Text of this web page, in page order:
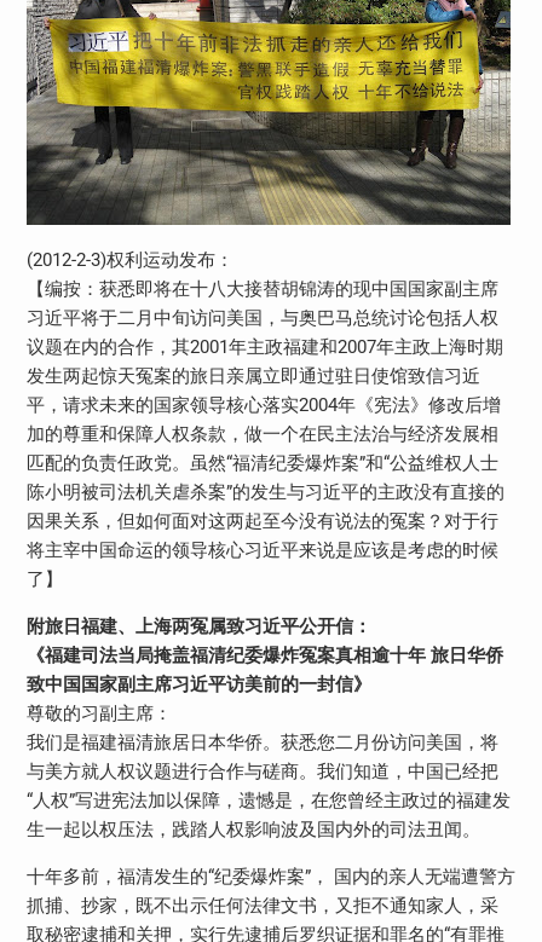
(2012-2-3)权利运动发布：
【编按：获悉即将在十八大接替胡锦涛的现中国国家副主席
习近平将于二月中旬访问美国，与奥巴马总统讨论包括人权
议题在内的合作，其2001年主政福建和2007年主政上海时期
发生两起惊天冤案的旅日亲属立即通过驻日使馆致信习近
平，请求未来的国家领导核心落实2004年《宪法》修改后增
加的尊重和保障人权条款，做一个在民主法治与经济发展相
匹配的负责任政党。虽然“福清纪委爆炸案”和“公益维权人士
陈小明被司法机关虐杀案”的发生与习近平的主政没有直接的
因果关系，但如何面对这两起至今没有说法的冤案？对于行
将主宰中国命运的领导核心习近平来说是应该是考虑的时候
了】
附旅日福建、上海两冤属致习近平公开信：
《福建司法当局掩盖福清纪委爆炸冤案真相逾十年 旅日华侨
致中国国家副主席习近平访美前的一封信》
尊敬的习副主席：
我们是福建福清旅居日本华侨。获悉您二月份访问美国，将
与美方就人权议题进行合作与磋商。我们知道，中国已经把
“人权”写进宪法加以保障，遗憾是，在您曾经主政过的福建发
生一起以权压法，践踏人权影响波及国内外的司法丑闻。
十年多前，福清发生的“纪委爆炸案”， 国内的亲人无端遭警方
抓捕、抄家，既不出示任何法律文书，又拒不通知家人，采
取秘密逮捕和关押，实行先逮捕后罗织证据和罪名的“有罪推